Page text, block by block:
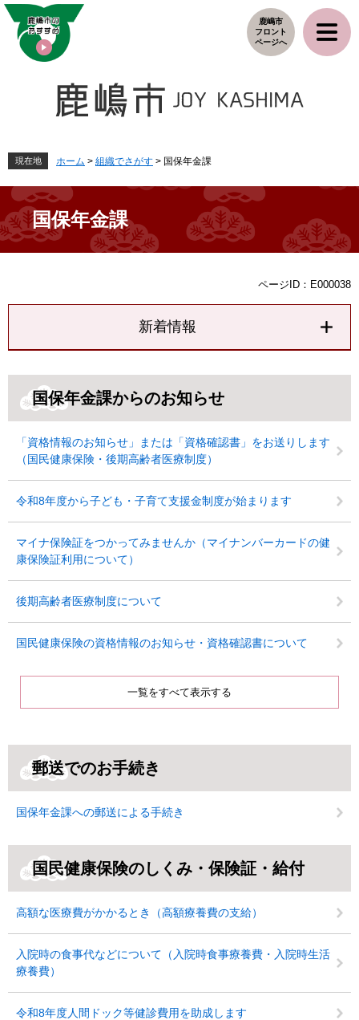
ペ
メ
鹿嶋市
フロント
ページへ
現在地 ホーム > 組織でさがす > 国保年金課
国保年金課
ページID：E000038
新着情報
国保年金課からのお知らせ
「資格情報のお知らせ」または「資格確認書」をお送りします
（国民健康保険・後期高齢者医療制度）
令和8年度から子ども・子育て支援金制度が始まります
マイナ保険証をつかってみませんか（マイナンバーカードの健
康保険証利用について）
後期高齢者医療制度について
国民健康保険の資格情報のお知らせ・資格確認書について
一覧をすべて表示する
郵送でのお手続き
国保年金課への郵送による手続き
国民健康保険のしくみ・保険証・給付
高額な医療費がかかるとき（高額療養費の支給）
入院時の食事代などについて（入院時食事療養費・入院時生活
療養費）
令和8年度人間ドック等健診費用を助成します